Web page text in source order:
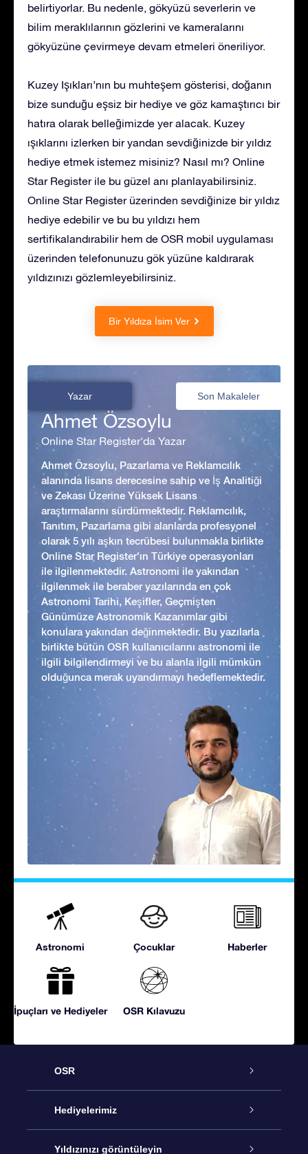
belirtiyorlar. Bu nedenle, gökyüzü severlerin ve
bilim meraklılarının gözlerini ve kameralarını
gökyüzüne çevirmeye devam etmeleri öneriliyor.
Kuzey Işıkları’nın bu muhteşem gösterisi, doğanın
bize sunduğu eşsiz bir hediye ve göz kamaştırıcı bir
hatıra olarak belleğimizde yer alacak. Kuzey
ışıklarını izlerken bir yandan sevdiğinizde bir yıldız
hediye etmek istemez misiniz? Nasıl mı? Online
Star Register ile bu güzel anı planlayabilirsiniz.
Online Star Register üzerinden sevdiğinize bir yıldız
hediye edebilir ve bu bu yıldızı hem
sertifikalandırabilir hem de OSR mobil uygulaması
üzerinden telefonunuzu gök yüzüne kaldırarak
yıldızınızı gözlemleyebilirsiniz.
Bir Yıldıza İsim Ver
Yazar Son Makaleler
Ahmet Özsoylu
Online Star Register'da Yazar
Ahmet Özsoylu, Pazarlama ve Reklamcılık
alanında lisans derecesine sahip ve İş Analitiği
ve Zekası Üzerine Yüksek Lisans
araştırmalarını sürdürmektedir. Reklamcılık,
Tanıtım, Pazarlama gibi alanlarda profesyonel
olarak 5 yılı aşkın tecrübesi bulunmakla birlikte
Online Star Register'ın Türkiye operasyonları
ile ilgilenmektedir. Astronomi ile yakından
ilgilenmek ile beraber yazılarında en çok
Astronomi Tarihi, Keşifler, Geçmişten
Günümüze Astronomik Kazanımlar gibi
konulara yakından değinmektedir. Bu yazılarla
birlikte bütün OSR kullanıcılarını astronomi ile
ilgili bilgilendirmeyi ve bu alanla ilgili mümkün
olduğunca merak uyandırmayı hedeflemektedir.
Astronomi Çocuklar Haberler
İpuçları ve Hediyeler OSR Kılavuzu
OSR
Hizmet
İletişim
Hediyelerimiz
Çevrimiçi Yıldız Hediyesi
Yıldızınızı görüntüleyin